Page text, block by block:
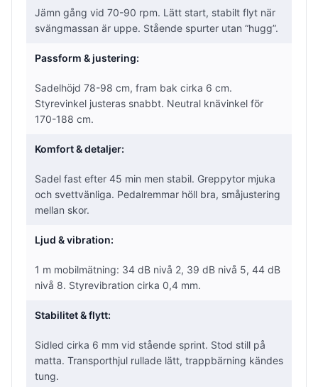
Jämn gång vid 70-90 rpm. Lätt start, stabilt flyt när
svängmassan är uppe. Stående spurter utan “hugg”.
Passform & justering:
Sadelhöjd 78-98 cm, fram bak cirka 6 cm.
Styrevinkel justeras snabbt. Neutral knävinkel för
170-188 cm.
Komfort & detaljer:
Sadel fast efter 45 min men stabil. Greppytor mjuka
och svettvänliga. Pedalremmar höll bra, småjustering
mellan skor.
Ljud & vibration:
1 m mobilmätning: 34 dB nivå 2, 39 dB nivå 5, 44 dB
nivå 8. Styrevibration cirka 0,4 mm.
Stabilitet & flytt:
Sidled cirka 6 mm vid stående sprint. Stod still på
matta. Transporthjul rullade lätt, trappbärning kändes
tung.